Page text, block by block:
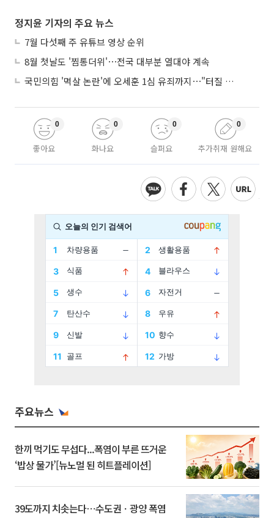
정지윤 기자의 주요 뉴스
7월 다섯째 주 유튜브 영상 순위
8월 첫날도 '찜통더위'⋯전국 대부분 열대야 계속
국민의힘 '멱살 논란'에 오세훈 1심 유죄까지⋯"터질 게 터졌다"
좋아요
0
화나요
0
슬퍼요
0
추가취재 원해요
0
주요뉴스
한끼 먹기도 무섭다...폭염이 부른 뜨거운
‘밥상 물가’[뉴노멀 된 히트플레이션]
39도까지 치솟는다⋯수도권ㆍ광양 폭염